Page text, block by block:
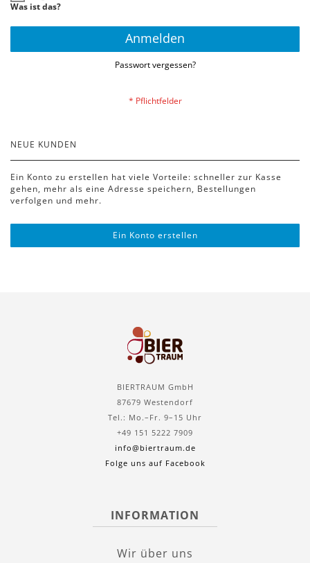
Was ist das?
Anmelden
Passwort vergessen?
NEUE KUNDEN
Ein Konto zu erstellen hat viele Vorteile: schneller zur Kasse
gehen, mehr als eine Adresse speichern, Bestellungen
verfolgen und mehr.
Ein Konto erstellen
BIERTRAUM GmbH
87679 Westendorf
Tel.: Mo.–Fr. 9–15 Uhr
+49 151 5222 7909
info@biertraum.de
Folge uns auf Facebook
INFORMATION
Wir über uns